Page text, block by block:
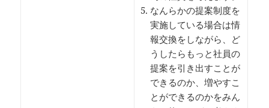
なんらかの提案制度を
実施している場合は情
報交換をしながら、ど
うしたらもっと社員の
提案を引き出すことが
できるのか、増やすこ
とができるのかをみん